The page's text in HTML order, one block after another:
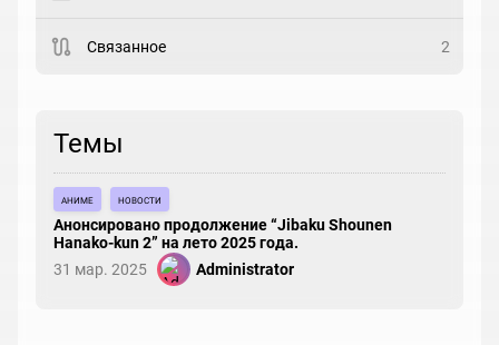
Реакция
Связанное 2
Темы
аниме новости
Анонсировано продолжение “Jibaku Shounen
Hanako-kun 2” на лето 2025 года.
31 мар. 2025
Administrator